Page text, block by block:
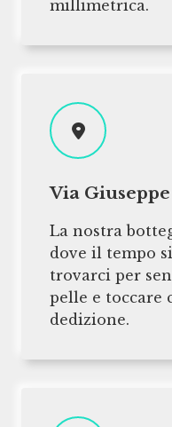
millimetrica.
Via
La nostra
dove il tempo
trovarci per
pelle e toccare
dedizione.